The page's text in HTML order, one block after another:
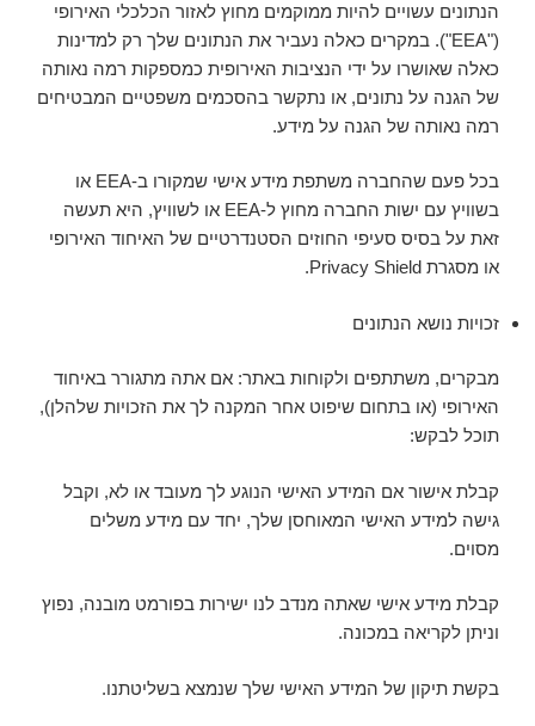
הנתונים עשויים להיות ממוקמים מחוץ לאזור הכלכלי האירופי
("EEA"). במקרים כאלה נעביר את הנתונים שלך רק למדינות
כאלה שאושרו על ידי הנציבות האירופית כמספקות רמה נאותה
של הגנה על נתונים, או נתקשר בהסכמים משפטיים המבטיחים
רמה נאותה של הגנה על מידע.
בכל פעם שהחברה משתפת מידע אישי שמקורו ב-EEA או
בשוויץ עם ישות החברה מחוץ ל-EEA או לשוויץ, היא תעשה
זאת על בסיס סעיפי החוזים הסטנדרטיים של האיחוד האירופי
או מסגרת Privacy Shield.
זכויות נושא הנתונים
מבקרים, משתתפים ולקוחות באתר: אם אתה מתגורר באיחוד
האירופי (או בתחום שיפוט אחר המקנה לך את הזכויות שלהלן),
תוכל לבקש:
קבלת אישור אם המידע האישי הנוגע לך מעובד או לא, וקבל
גישה למידע האישי המאוחסן שלך, יחד עם מידע משלים
מסוים.
קבלת מידע אישי שאתה מנדב לנו ישירות בפורמט מובנה, נפוץ
וניתן לקריאה במכונה.
בקשת תיקון של המידע האישי שלך שנמצא בשליטתנו.